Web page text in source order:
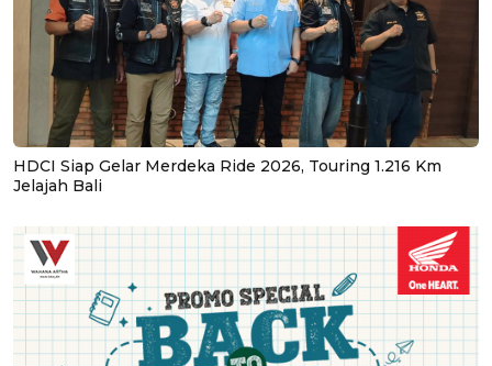
HDCI Siap Gelar Merdeka Ride 2026, Touring 1.216 Km
Jelajah Bali